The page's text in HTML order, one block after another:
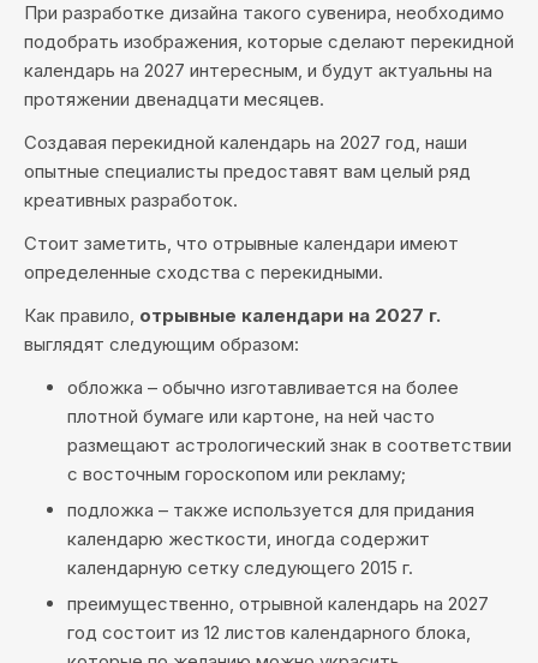
При разработке дизайна такого сувенира, необходимо
подобрать изображения, которые сделают перекидной
календарь на 2027 интересным, и будут актуальны на
протяжении двенадцати месяцев.
Создавая перекидной календарь на 2027 год, наши
опытные специалисты предоставят вам целый ряд
креативных разработок.
Стоит заметить, что отрывные календари имеют
определенные сходства с перекидными.
Как правило, отрывные календари на 2027 г.
выглядят следующим образом:
обложка – обычно изготавливается на более
плотной бумаге или картоне, на ней часто
размещают астрологический знак в соответствии
с восточным гороскопом или рекламу;
подложка – также используется для придания
календарю жесткости, иногда содержит
календарную сетку следующего 2015 г.
преимущественно, отрывной календарь на 2027
год состоит из 12 листов календарного блока,